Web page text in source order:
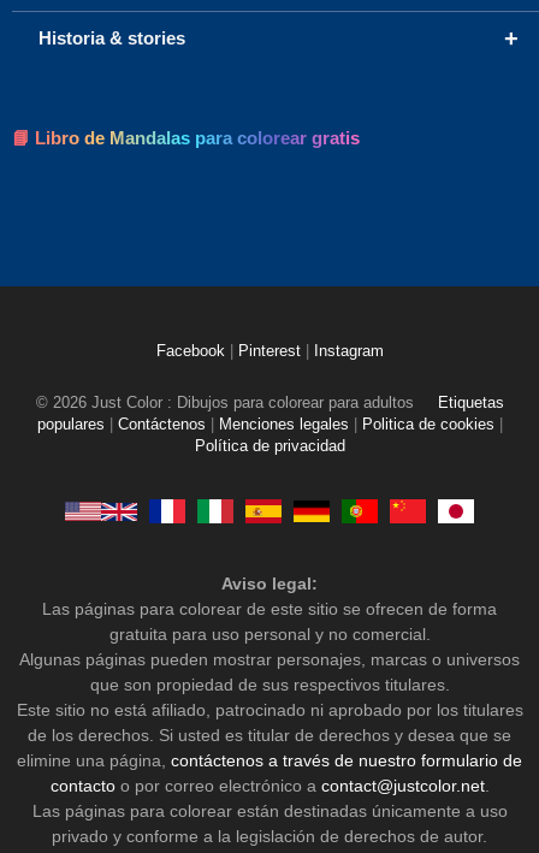
+
Historia & stories
📘 Libro de Mandalas para colorear gratis
Facebook Pinterest Instagram
© 2026 Just Color : Dibujos para colorear para adultos
Etiquetas
populares
Contáctenos Menciones legales Politica de cookies
Política de privacidad
Aviso legal:
Las páginas para colorear de este sitio se ofrecen de forma
gratuita para uso personal y no comercial.
Algunas páginas pueden mostrar personajes, marcas o universos
que son propiedad de sus respectivos titulares.
Este sitio no está afiliado, patrocinado ni aprobado por los titulares
de los derechos. Si usted es titular de derechos y desea que se
elimine una página, contáctenos a través de nuestro formulario de
contactoo por correo electrónico a contact@justcolor.net.
Las páginas para colorear están destinadas únicamente a uso
privado y conforme a la legislación de derechos de autor.